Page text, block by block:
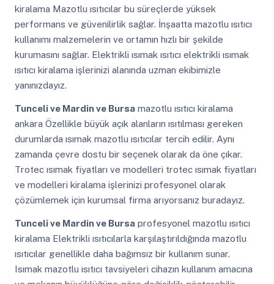
kiralama Mazotlu ısıtıcılar bu süreçlerde yüksek
performans ve güvenilirlik sağlar. İnşaatta mazotlu ısıtıcı
kullanımı malzemelerin ve ortamın hızlı bir şekilde
kurumasını sağlar. Elektrikli ısımak ısıtıcı elektrikli ısımak
ısıtıcı kiralama işlerinizi alanında uzman ekibimizle
yanınızdayız.
Tunceli ve Mardin ve Bursamazotlu ısıtıcı kiralama
ankara Özellikle büyük açık alanların ısıtılması gereken
durumlarda ısımak mazotlu ısıtıcılar tercih edilir. Aynı
zamanda çevre dostu bir seçenek olarak da öne çıkar.
Trotec ısımak fiyatları ve modelleri trotec ısımak fiyatları
ve modelleri kiralama işlerinizi profesyonel olarak
çözümlemek için kurumsal firma arıyorsanız buradayız.
Tunceli ve Mardin ve Bursaprofesyonel mazotlu ısıtıcı
kiralama Elektrikli ısıtıcılarla karşılaştırıldığında mazotlu
ısıtıcılar genellikle daha bağımsız bir kullanım sunar.
Isımak mazotlu ısıtıcı tavsiyeleri cihazın kullanım amacına